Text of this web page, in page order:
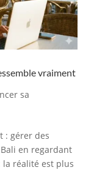
vraiment
sa
: gérer des
en regardant
la réalité est plus